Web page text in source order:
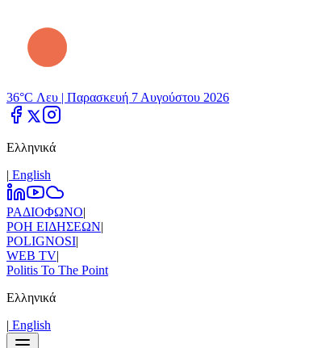
36°C Λευ | Παρασκευή 7 Αυγούστου 2026
Ελληνικά
| Εnglish
ΡΑΔΙΟΦΩΝΟ|
ΡΟΗ ΕΙΔΗΣΕΩΝ|
POLIGNOSI|
WEB TV|
Politis To The Point
Ελληνικά
| Εnglish